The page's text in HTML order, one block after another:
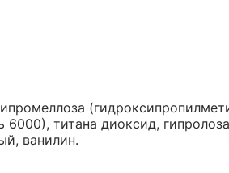
6000), титана диоксид,
ванилин.